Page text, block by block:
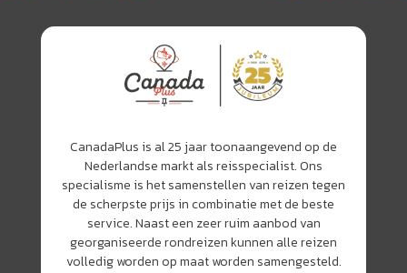
CanadaPlus is al 25 jaar toonaangevend op de
Nederlandse markt als reisspecialist. Ons
specialisme is het samenstellen van reizen tegen
de scherpste prijs in combinatie met de beste
service. Naast een zeer ruim aanbod van
georganiseerde rondreizen kunnen alle reizen
volledig worden op maat worden samengesteld.